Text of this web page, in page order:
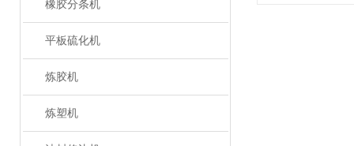
橡胶分条机
平板硫化机
炼胶机
炼塑机